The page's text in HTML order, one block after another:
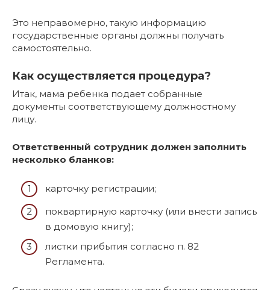
Это неправомерно, такую информацию
государственные органы должны получать
самостоятельно.
Как осуществляется процедура?
Итак, мама ребенка подает собранные
документы соответствующему должностному
лицу.
Ответственный сотрудник должен заполнить
несколько бланков:
карточку регистрации;
поквартирную карточку (или внести запись
в домовую книгу);
листки прибытия согласно п. 82
Регламента.